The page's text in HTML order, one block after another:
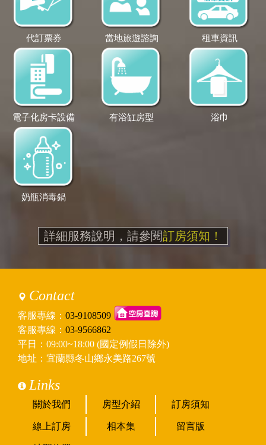
代訂票券 當地旅遊諮詢 租車資訊
電子化房卡設備 有浴缸房型 浴巾
奶瓶消毒鍋
詳細服務說明，請參閱訂房須知！
Contact
客服專線： 03-9108509
客服專線： 03-9566862
平日：09:00~18:00 (國定例假日除外)
地址：宜蘭縣冬山鄉永美路267號
Links
關於我們 房型介紹 訂房須知
線上訂房 相本集 留言版